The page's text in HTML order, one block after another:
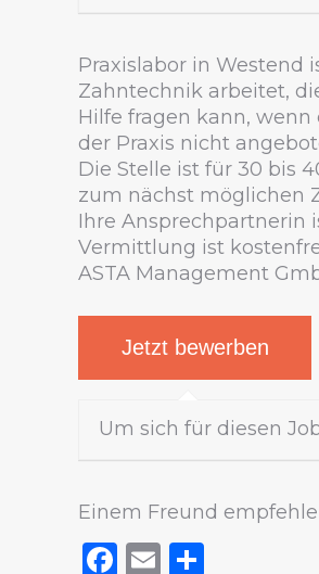
Praxislabor in Westend
Zahntechnik arbeitet,
Hilfe fragen kann,
der Praxis nicht
Die Stelle ist für 30 bis
zum nächst möglichen
Ihre Ansprechpartnerin
Vermittlung ist
ASTA Management
Um sich für diesen
Einem Freund
Facebook
Email